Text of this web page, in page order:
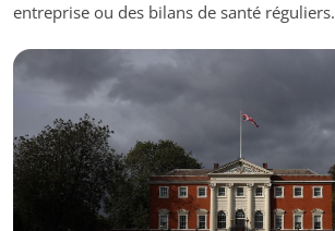
entreprise ou des bilans de santé réguliers.